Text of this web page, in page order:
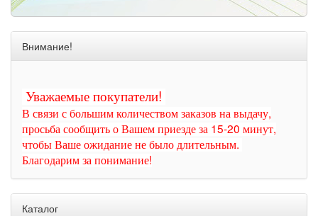
Внимание!
Уважаемые покупатели!
В связи с большим количеством заказов на выдачу,
просьба сообщить о Вашем приезде за 15-20 минут,
чтобы Ваше ожидание не было длительным.
Благодарим за понимание!
Каталог